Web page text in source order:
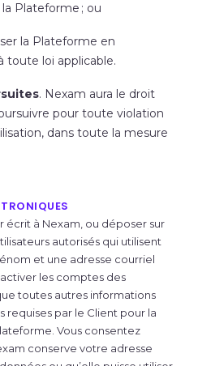
Plateforme ; ou
la Plateforme en
toute loi applicable.
. Nexam aura le droit
pour toute violation
dans toute la mesure
écrit à Nexam, ou déposer sur
autorisés qui utilisent
et une adresse courriel
les comptes des
toutes autres informations
par le Client pour la
Vous consentez
conserve votre adresse